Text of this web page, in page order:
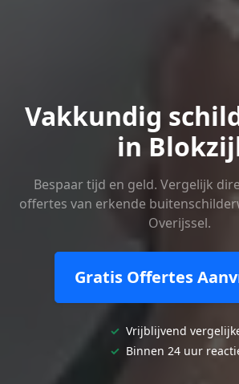
Vakkundig
in
Bespaar tijd en geld. Vergelijk
offertes van erkende
Overijssel.
Gratis Offertes
✓ Vrijblijvend
✓ Binnen 24 uur